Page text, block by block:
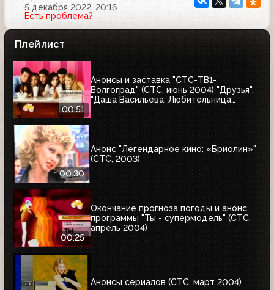
5 декабря 2022, 20:16
Есть проблема?
Плейлист
00:51
Анонсы и заставка "СТС-ТВ1-
Волгоград" (СТС, июнь 2004) "Друзья",
"Даша Васильева. Любительница
00:30
Анонс "Легендарное кино: «Бриолин»"
(СТС, 2003)
00:25
Окончание прогноза погоды и анонс
программы "Ты - супермодель" (СТС,
апрель 2004)
Анонсы сериалов (СТС, март 2004)